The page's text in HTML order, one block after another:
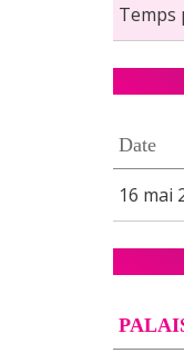
Temps
Date
16 mai